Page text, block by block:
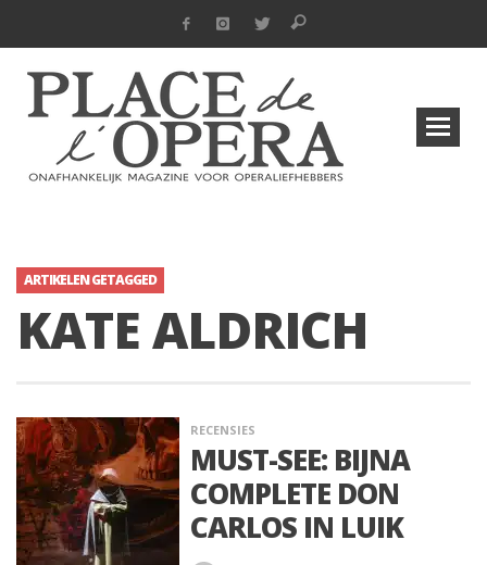
ARTIKELEN GETAGGED
KATE ALDRICH
RECENSIES
MUST-SEE: BIJNA
COMPLETE DON
CARLOS IN LUIK